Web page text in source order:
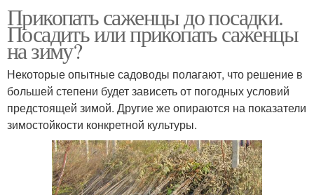
Прикопать саженцы до посадки.
Посадить или прикопать саженцы
на зиму?
Некоторые опытные садоводы полагают, что решение в
большей степени будет зависеть от погодных условий
предстоящей зимой. Другие же опираются на показатели
зимостойкости конкретной культуры.